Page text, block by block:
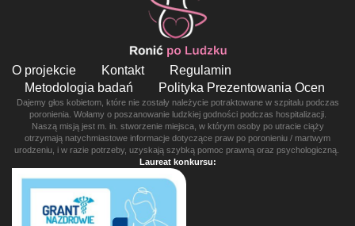
O projekcie Kontakt
Regulamin
Metodologia badań
Polityka Prezentowania Ocen
Dajemy głos kobietom, które nie zostały należycie potraktowane w szpitalu podczas
poronienia. Wołamy o poszanowanie ludzkiej godności podczas hospitalizacji.
Naszą misją jest m. in. stworzenie miejsca, w którym osoby po utracie ciąży
otrzymają natychmiastowe informacje dotyczące praw po poronieniu / martwym
urodzeniu, i w razie potrzeby, uzyskają szybką pomoc prawną oraz psychologiczną.
Laureat konkursu: